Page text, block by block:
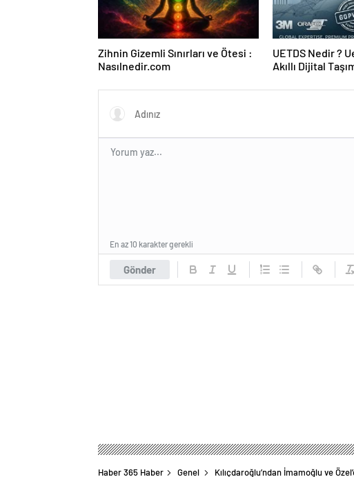
Zihnin Gizemli Sınırları ve Ötesi :
Nasılnedir.com
UETDS Nedir ?
Akıllı Dijital
Gönder
En az 10 karakter gerekli
Haber 365 Haber Genel Kılıçdaroğlu’ndan İmamoğlu ve